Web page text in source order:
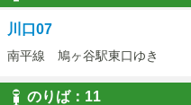
10
川口07
南平線 鳩ヶ谷駅東口ゆき
のりば： 11